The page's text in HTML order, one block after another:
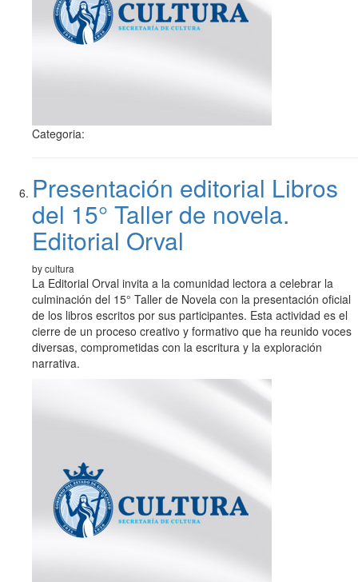
Categoria:
Presentación editorial Libros
del 15° Taller de novela.
Editorial Orval
by cultura
La Editorial Orval invita a la comunidad lectora a celebrar la
culminación del 15° Taller de Novela con la presentación oficial
de los libros escritos por sus participantes. Esta actividad es el
cierre de un proceso creativo y formativo que ha reunido voces
diversas, comprometidas con la escritura y la exploración
narrativa.